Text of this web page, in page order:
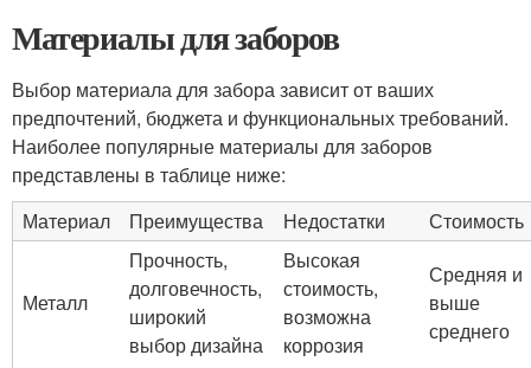
Материалы для заборов
Выбор материала для забора зависит от ваших
предпочтений, бюджета и функциональных требований.
Наиболее популярные материалы для заборов
представлены в таблице ниже:
Материал
Преимущества Недостатки Стоимость
Металл
Прочность,
долговечность,
широкий
выбор дизайна
Высокая
стоимость,
возможна
коррозия
Средняя и
выше
среднего